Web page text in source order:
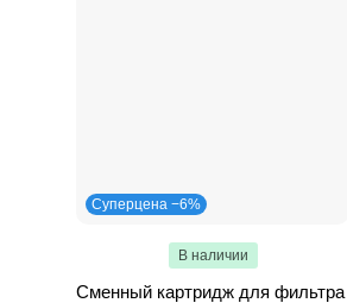
Суперцена −6%
В наличии
Сменный картридж для фильтра